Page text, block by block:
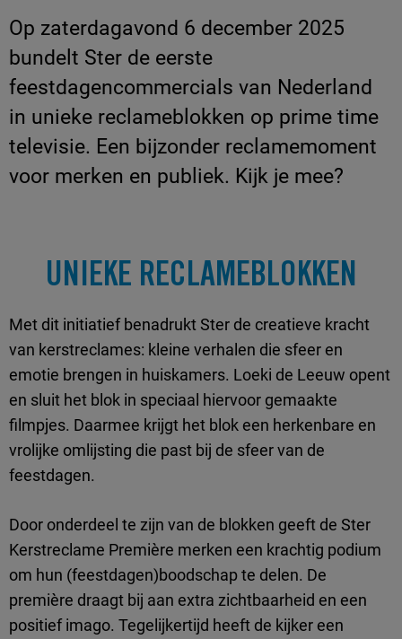
Op zaterdagavond 6 december 2025
bundelt Ster de eerste
feestdagencommercials van Nederland
in unieke reclameblokken op prime time
televisie. Een bijzonder reclamemoment
voor merken en publiek. Kijk je mee?
UNIEKE RECLAMEBLOKKEN
Met dit initiatief benadrukt Ster de creatieve kracht
van kerstreclames: kleine verhalen die sfeer en
emotie brengen in huiskamers. Loeki de Leeuw opent
en sluit het blok in speciaal hiervoor gemaakte
filmpjes. Daarmee krijgt het blok een herkenbare en
vrolijke omlijsting die past bij de sfeer van de
feestdagen.
Door onderdeel te zijn van de blokken geeft de Ster
Kerstreclame Première merken een krachtig podium
om hun (feestdagen)boodschap te delen. De
première draagt bij aan extra zichtbaarheid en een
positief imago. Tegelijkertijd heeft de kijker een